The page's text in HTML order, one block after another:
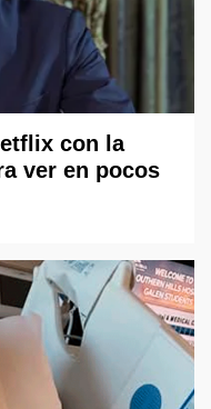
con la
ver en pocos